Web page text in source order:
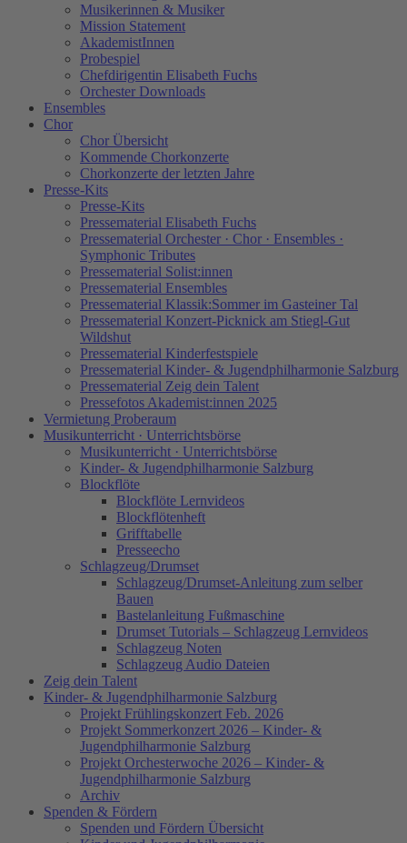
Musikerinnen & Musiker
Mission Statement
AkademistInnen
Probespiel
Chefdirigentin Elisabeth Fuchs
Orchester Downloads
Ensembles
Chor
Chor Übersicht
Kommende Chorkonzerte
Chorkonzerte der letzten Jahre
Presse-Kits
Presse-Kits
Pressematerial Elisabeth Fuchs
Pressematerial Orchester · Chor · Ensembles ·
Symphonic Tributes
Pressematerial Solist:innen
Pressematerial Ensembles
Pressematerial Klassik:Sommer im Gasteiner Tal
Pressematerial Konzert-Picknick am Stiegl-Gut
Wildshut
Pressematerial Kinderfestspiele
Pressematerial Kinder- & Jugendphilharmonie Salzburg
Pressematerial Zeig dein Talent
Pressefotos Akademist:innen 2025
Vermietung Proberaum
Musikunterricht · Unterrichtsbörse
Musikunterricht · Unterrichtsbörse
Kinder- & Jugendphilharmonie Salzburg
Blockflöte
Blockflöte Lernvideos
Blockflötenheft
Grifftabelle
Presseecho
Schlagzeug/Drumset
Schlagzeug/Drumset-Anleitung zum selber
Bauen
Bastelanleitung Fußmaschine
Drumset Tutorials – Schlagzeug Lernvideos
Schlagzeug Noten
Schlagzeug Audio Dateien
Zeig dein Talent
Kinder- & Jugendphilharmonie Salzburg
Projekt Frühlingskonzert Feb. 2026
Projekt Sommerkonzert 2026 – Kinder- &
Jugendphilharmonie Salzburg
Projekt Orchesterwoche 2026 – Kinder- &
Jugendphilharmonie Salzburg
Archiv
Spenden & Fördern
Spenden und Fördern Übersicht